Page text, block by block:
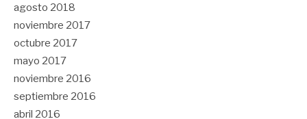
agosto 2018
noviembre 2017
octubre 2017
mayo 2017
noviembre 2016
septiembre 2016
abril 2016